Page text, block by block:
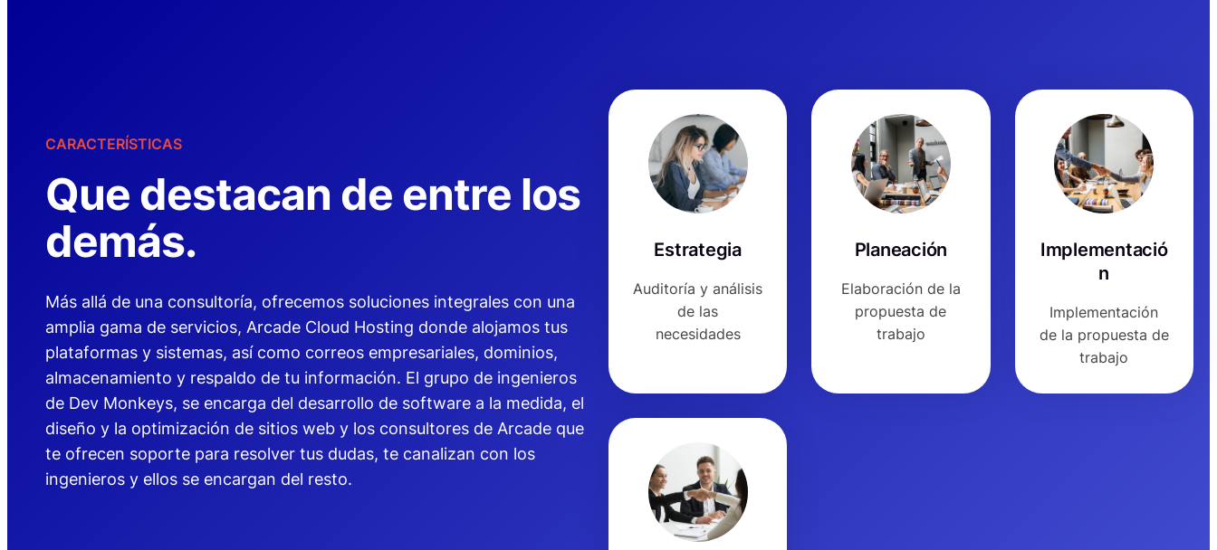
CARACTERÍSTICAS
Que destacan de entre los
demás.
Más allá de una consultoría, ofrecemos soluciones integrales con una
amplia gama de servicios, Arcade Cloud Hosting donde alojamos tus
plataformas y sistemas, así como correos empresariales, dominios,
almacenamiento y respaldo de tu información. El grupo de ingenieros
de Dev Monkeys, se encarga del desarrollo de software a la medida, el
diseño y la optimización de sitios web y los consultores de Arcade que
te ofrecen soporte para resolver tus dudas, te canalizan con los
ingenieros y ellos se encargan del resto.
Estrategia
Auditoría y análisis
de las
necesidades
Planeación
Elaboración de la
propuesta de
trabajo
Implementació
n
Implementación
de la propuesta de
trabajo